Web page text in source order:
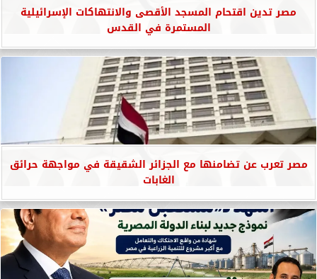
مصر تدين اقتحام المسجد الأقصى والانتهاكات الإسرائيلية
المستمرة في القدس
مصر تعرب عن تضامنها مع الجزائر الشقيقة في مواجهة حرائق
الغابات